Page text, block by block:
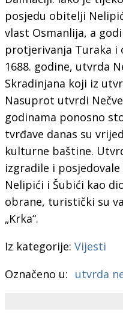
posjedu obitelji
vlast Osmanlija, a
protjerivanja Turaka i
1688. godine, utvrda
Skradinjana koji iz
Nasuprot utvrdi
godinama ponosno
tvrđave danas su
kulturne baštine.
izgradile i
Nelipići i Šubići kao
obrane, turistički su
„Krka“.
Iz kategorije: Vijesti
Označeno u: utvrda